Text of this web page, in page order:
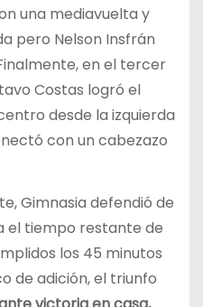
una mediavuelta y
pero Nelson Insfrán
en el tercer
Costas logró el
desde la izquierda
con un cabezazo
Gimnasia defendió de
el tiempo restante de
los 45 minutos
de adición, el triunfo